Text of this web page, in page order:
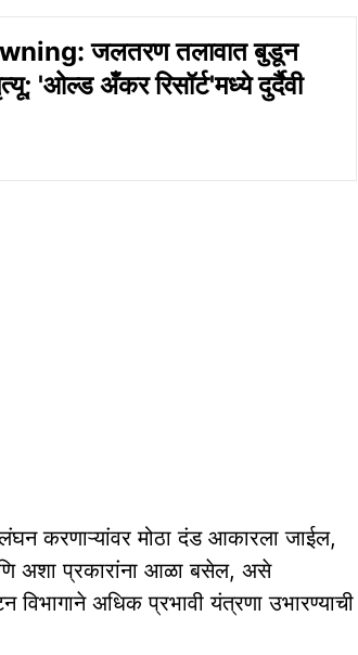
जलतरण तलावात बुडून
'ओल्ड अँकर रिसॉर्ट'मध्ये दुर्दैवी
करणाऱ्यांवर मोठा दंड आकारला जाईल,
अशा प्रकारांना आळा बसेल, असे
विभागाने अधिक प्रभावी यंत्रणा उभारण्याची